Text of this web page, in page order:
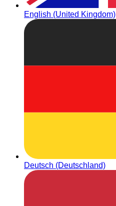
English (United Kingdom)
Deutsch (Deutschland)